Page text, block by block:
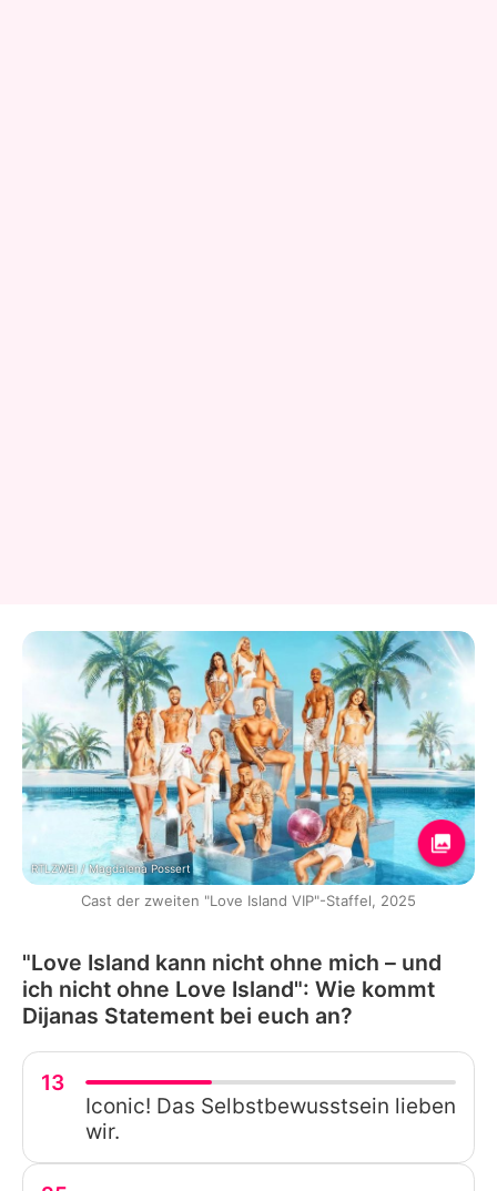
RTLZWEI / Magdalena Possert
Cast der zweiten "Love Island VIP"-Staffel, 2025
"Love Island kann nicht ohne mich – und
ich nicht ohne Love Island": Wie kommt
Dijanas Statement bei euch an?
13
Iconic! Das Selbstbewusstsein lieben
wir.